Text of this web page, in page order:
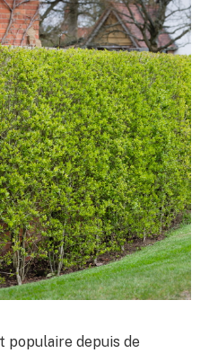
populaire depuis de